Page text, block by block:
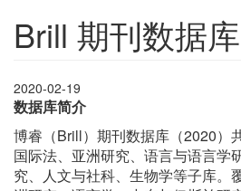
Brill 期刊数据库
2020-02-19
数据库简介
博睿（Brill）期刊数据库（2020）
国际法、亚洲研究、语言与语言学
究、人文与社科、生物学等子库。